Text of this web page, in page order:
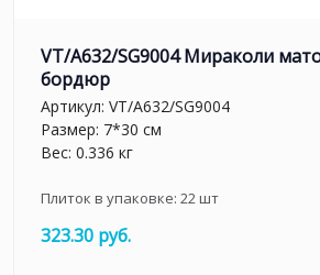
VT/A632/SG9004 Мираколи
бордюр
Артикул: VT/A632/SG9004
Размер: 7*30 см
Вес: 0.336 кг
Плиток в упаковке: 22шт
323.30 руб.